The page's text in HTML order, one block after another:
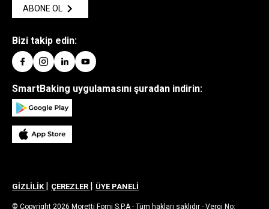
ABONE OL
Bizi takip edin:
SmartBaking uygulamasını şuradan indirin:
GİZLİLİK | ÇEREZLER | ÜYE PANELİ
© Copyright 2026 Moretti Forni S.P.A - Tüm hakları saklıdır - Vergi No: